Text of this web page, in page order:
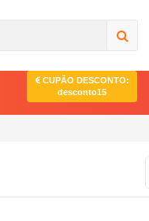
CUPÃO DESCONTO:
desconto15